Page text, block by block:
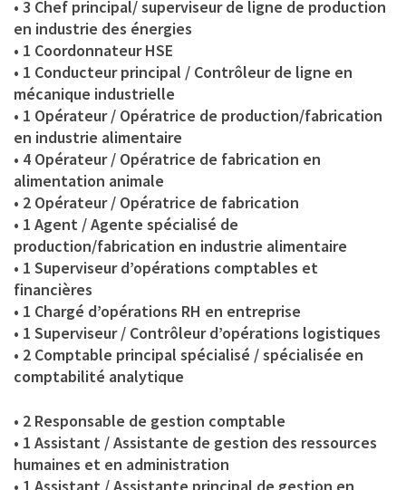
• 3 Chef principal/ superviseur de ligne de production
en industrie des énergies
• 1 Coordonnateur HSE
• 1 Conducteur principal / Contrôleur de ligne en
mécanique industrielle
• 1 Opérateur / Opératrice de production/fabrication
en industrie alimentaire
• 4 Opérateur / Opératrice de fabrication en
alimentation animale
• 2 Opérateur / Opératrice de fabrication
• 1 Agent / Agente spécialisé de
production/fabrication en industrie alimentaire
• 1 Superviseur d’opérations comptables et
financières
• 1 Chargé d’opérations RH en entreprise
• 1 Superviseur / Contrôleur d’opérations logistiques
• 2 Comptable principal spécialisé / spécialisée en
comptabilité analytique
• 2 Responsable de gestion comptable
• 1 Assistant / Assistante de gestion des ressources
humaines et en administration
• 1 Assistant / Assistante principal de gestion en